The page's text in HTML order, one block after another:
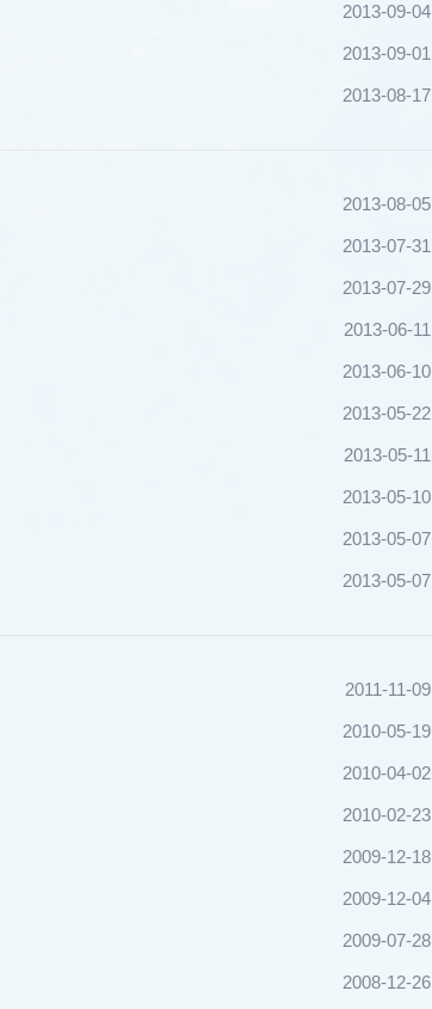
2013-09-04
2013-09-01
2013-08-17
2013-08-05
2013-07-31
2013-07-29
2013-06-11
2013-06-10
2013-05-22
2013-05-11
2013-05-10
2013-05-07
2013-05-07
2011-11-09
2010-05-19
2010-04-02
2010-02-23
2009-12-18
2009-12-04
2009-07-28
2008-12-26